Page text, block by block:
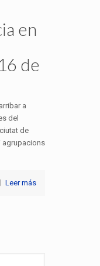
en
de
a
del
de
agrupacions
Leer más